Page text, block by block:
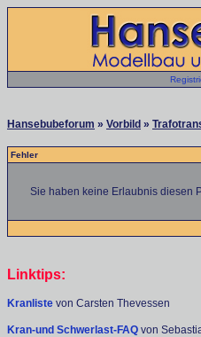
Hansebubeforum » Vorbild »
Fehler
Sie haben keine Erlaubnis diesen
Linktips:
Kranliste von Carsten Thevessen
Kran-und Schwerlast-FAQ von